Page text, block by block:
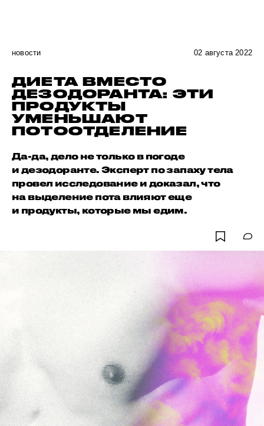
новости 02 августа 2022
ДИЕТА ВМЕСТО
ДЕЗОДОРАНТА: ЭТИ
ПРОДУКТЫ
УМЕНЬШАЮТ
ПОТООТДЕЛЕНИЕ
Да-да, дело не только в погоде
и дезодоранте. Эксперт по запаху тела
провел исследование и доказал, что
на выделение пота влияют еще
и продукты, которые мы едим.